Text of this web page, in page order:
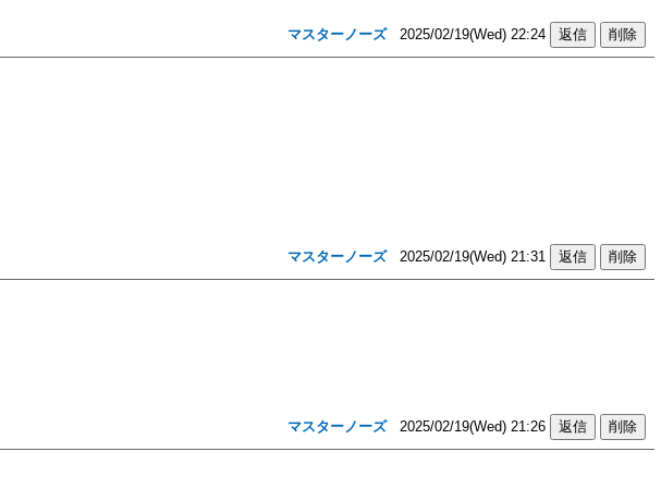
マスターノーズ2025/02/19(Wed) 22:24
マスターノーズ2025/02/19(Wed) 21:31
マスターノーズ2025/02/19(Wed) 21:26